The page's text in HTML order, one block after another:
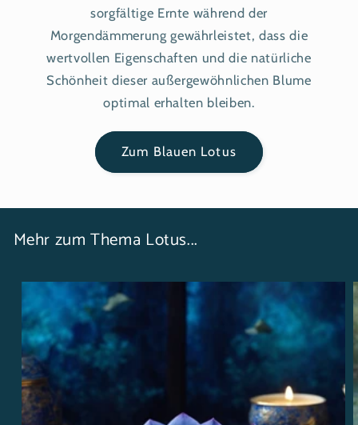
sorgfältige Ernte während der
Morgendämmerung gewährleistet, dass die
wertvollen Eigenschaften und die natürliche
Schönheit dieser außergewöhnlichen Blume
optimal erhalten bleiben.
Zum Blauen Lotus
Mehr zum Thema Lotus...